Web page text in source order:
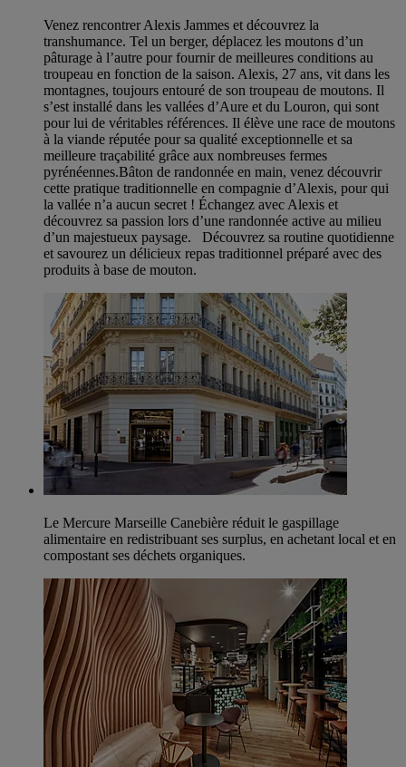
Venez rencontrer Alexis Jammes et découvrez la
transhumance. Tel un berger, déplacez les moutons d’un
pâturage à l’autre pour fournir de meilleures conditions au
troupeau en fonction de la saison. Alexis, 27 ans, vit dans les
montagnes, toujours entouré de son troupeau de moutons. Il
s’est installé dans les vallées d’Aure et du Louron, qui sont
pour lui de véritables références. Il élève une race de moutons
à la viande réputée pour sa qualité exceptionnelle et sa
meilleure traçabilité grâce aux nombreuses fermes
pyrénéennes.Bâton de randonnée en main, venez découvrir
cette pratique traditionnelle en compagnie d’Alexis, pour qui
la vallée n’a aucun secret ! Échangez avec Alexis et
découvrez sa passion lors d’une randonnée active au milieu
d’un majestueux paysage. Découvrez sa routine quotidienne
et savourez un délicieux repas traditionnel préparé avec des
produits à base de mouton.
Le Mercure Marseille Canebière réduit le gaspillage
alimentaire en redistribuant ses surplus, en achetant local et en
compostant ses déchets organiques.